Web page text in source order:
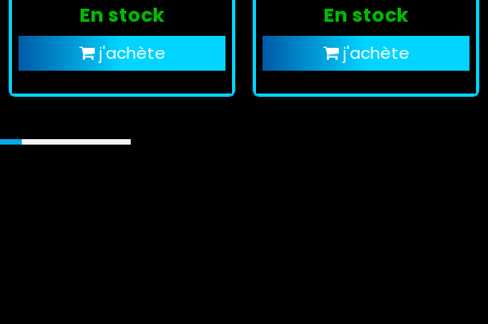
En stock
j'achète
En stock
j'achète